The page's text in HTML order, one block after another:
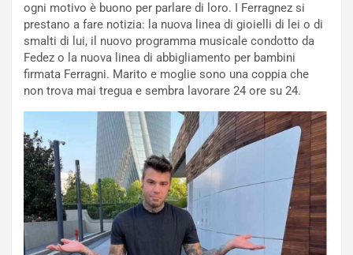
ogni motivo è buono per parlare di loro. I Ferragnez si
prestano a fare notizia: la nuova linea di gioielli di lei o di
smalti di lui, il nuovo programma musicale condotto da
Fedez o la nuova linea di abbigliamento per bambini
firmata Ferragni. Marito e moglie sono una coppia che
non trova mai tregua e sembra lavorare 24 ore su 24.